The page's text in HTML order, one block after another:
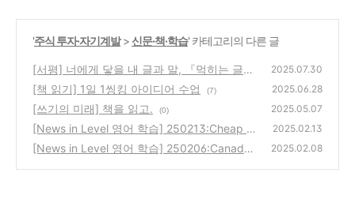
'주식 투자·자기계발> 신문·책·학습' 카테고리의 다른 글
[서평] 너에게 닿을 내 글과 말, 『먹히는 글쓰
기 끌리는 말하기』
(3)
2025.07.30
[책 읽기] 1일 1씽킹 아이디어 수업 (7) 2025.06.28
[쓰기의 미래] 책을 읽고. (0) 2025.05.07
[News in Level 영어 학습] 250213:Cheap Va
lentine’s Day gifts
(0)
2025.02.13
[News in Level 영어 학습] 250206:Canada
2025.02.08